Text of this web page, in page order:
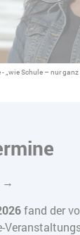
„wie Schule – nur ganz
→
fand der